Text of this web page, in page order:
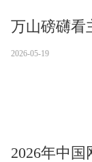
万山磅礴看
2026-05-19
2026年中